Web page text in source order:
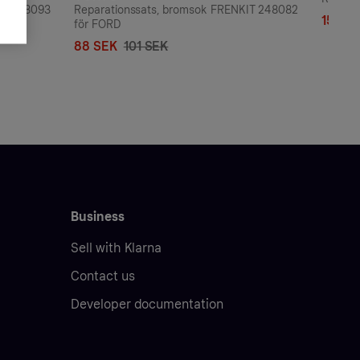
248093
Reparationssats, bromsok FRENKIT 248082
för FORD
88 SEK 101 SEK
158
Business
Sell with Klarna
Contact us
Developer documentation